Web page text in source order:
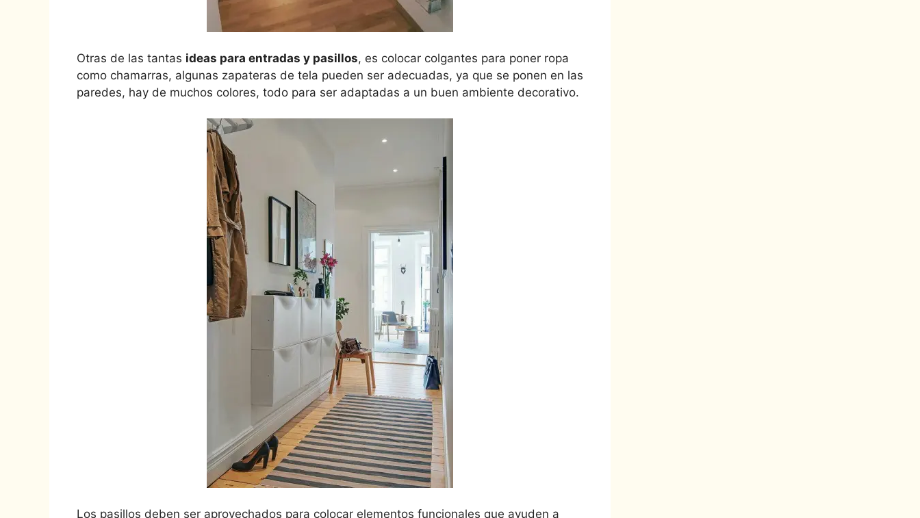
Otras de las tantas ideas para entradas y pasillos, es colocar colgantes para poner ropa
como chamarras, algunas zapateras de tela pueden ser adecuadas, ya que se ponen en las
paredes, hay de muchos colores, todo para ser adaptadas a un buen ambiente decorativo.
Los pasillos deben ser aprovechados para colocar elementos funcionales que ayuden a